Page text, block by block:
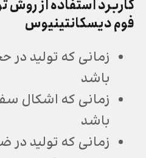
کاربرد استفاده از روش
فوم دیسکانتینیوس
زمانی که تولید در
باشد
زمانی که اشکال
باشد
زمانی که تولید